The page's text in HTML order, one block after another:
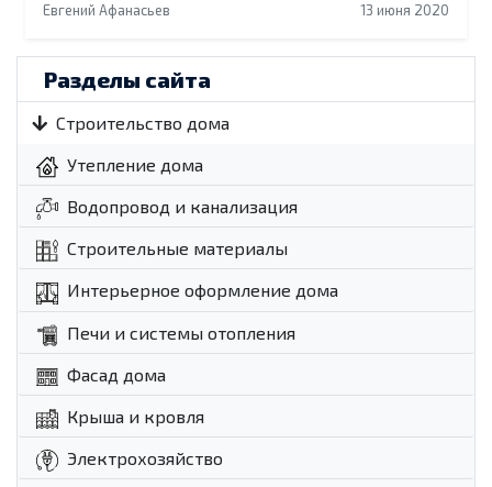
Евгений Афанасьев 13 июня 2020
Разделы сайта
Строительство дома
Утепление дома
Водопровод и канализация
Строительные материалы
Интерьерное оформление дома
Печи и системы отопления
Фасад дома
Крыша и кровля
Электрохозяйство